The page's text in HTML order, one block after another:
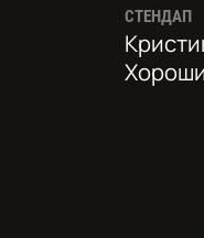
СТЕНДАП